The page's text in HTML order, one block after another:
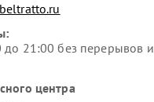
21:00 без перерывов
центра